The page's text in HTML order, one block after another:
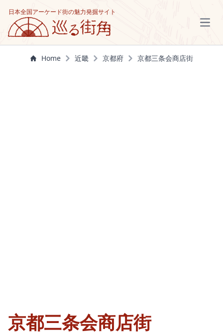
日本全国アーケード街の魅力発掘サイト
Home 近畿 京都府 京都三条会商店街
京都三条会商店街